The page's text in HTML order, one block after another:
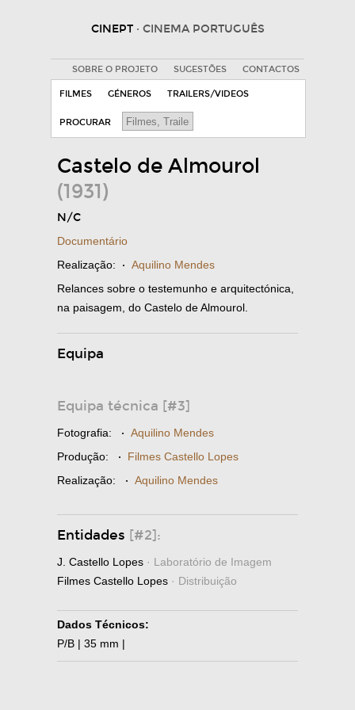
CINEPT · CINEMA PORTUGUÊS
SOBRE O PROJETO SUGESTÕES CONTACTOS
FILMES GÉNEROS TRAILERS/VIDEOS
PROCURAR
Castelo de Almourol
(1931)
N/C
Documentário
Realização: · Aquilino Mendes
Relances sobre o testemunho e arquitectónica,
na paisagem, do Castelo de Almourol.
Equipa
Equipa técnica [#3]
Fotografia: · Aquilino Mendes
Produção: · Filmes Castello Lopes
Realização: · Aquilino Mendes
Entidades [#2]:
J. Castello Lopes · Laboratório de Imagem
Filmes Castello Lopes · Distribuição
Dados Técnicos:
P/B | 35 mm |